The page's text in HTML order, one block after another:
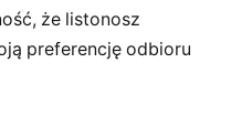
że listonosz
preferencję odbioru